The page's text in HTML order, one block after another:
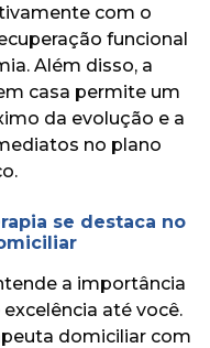
com o
funcional
Além disso, a
casa permite um
da evolução e a
no plano
se destaca no
a importância
até você.
domiciliar com